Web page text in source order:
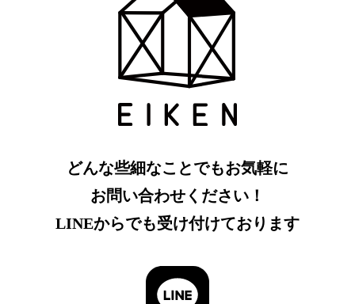
どんな些細なことでもお気軽に
お問い合わせください！
LINEからでも受け付けております